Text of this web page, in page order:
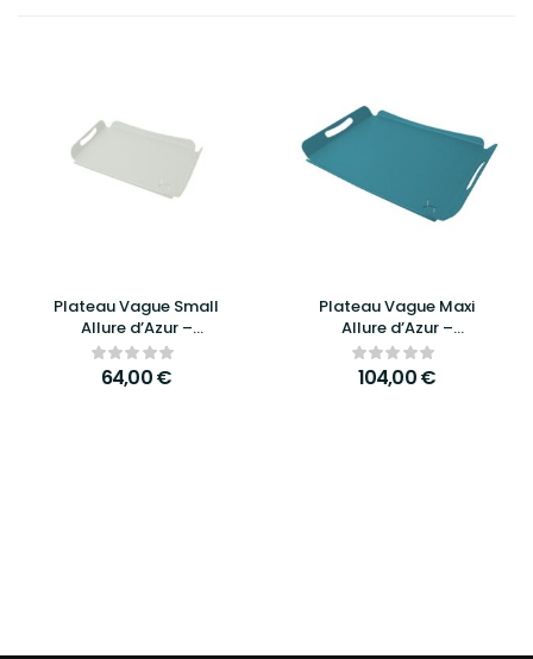
Plateau Vague Small
Allure d’Azur –
Élégance, raffinement
et praticité au
quotidien
64,00€
Plateau Vague Maxi
Allure d’Azur –
Élégance, praticité et
design raffiné
104,00€